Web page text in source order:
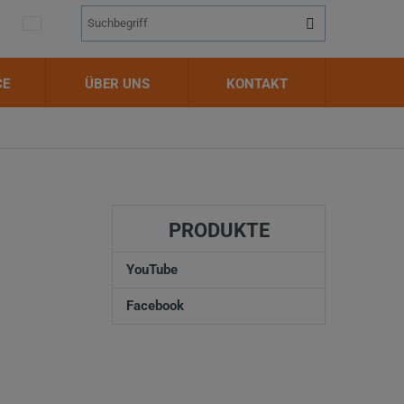
ÜBER UNS KONTAKT
Suche
PRODUKTE
YouTube
Facebook